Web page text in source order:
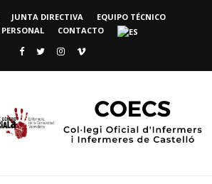
JUNTA DIRECTIVA
EQUIPO TÉCNICO
CONTACTO